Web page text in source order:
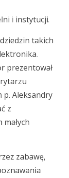
i instytucji.
takich
prezentował
Aleksandry
z
zabawę,